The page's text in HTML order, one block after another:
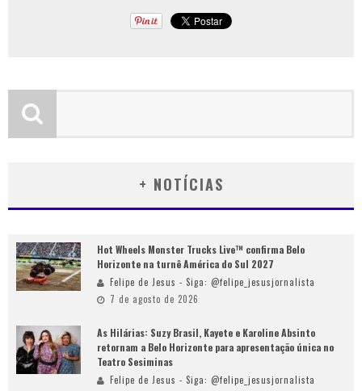
+ NOTÍCIAS
Hot Wheels Monster Trucks Live™ confirma Belo
Horizonte na turnê América do Sul 2027
Felipe de Jesus - Siga: @felipe_jesusjornalista
7 de agosto de 2026
As Hilárias: Suzy Brasil, Kayete e Karoline Absinto
retornam a Belo Horizonte para apresentação única no
Teatro Sesiminas
Felipe de Jesus - Siga: @felipe_jesusjornalista